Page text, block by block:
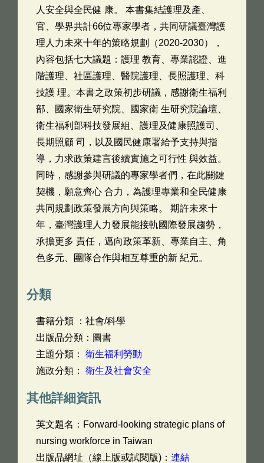
人安全與全民健 康。 本書集結護理及產、
官、學界共計66位專家學者，共同研議臺灣護
理人力未來十年的策略規劃（2020-2030），
內容包括七大議題：護理 教育、專業認證、進
階護理、社區護理、醫院護理、長照護理、科
技護 理。本書之政策初步研議，感謝衛生福利
部、國家衛生研究院、國家衛 生研究院論壇、
衛生福利部科技發展組、護理及健康照護司、
長期照顧 司，以及國民健康署給予支持與指
導，力求政策建言後續實施之可行性 與效益。
同時，感謝參與研議的專家學者們，在此關鍵
契機，願意齊心 合力，為護理專業和全民健康
共同規劃政策發展方向與策略。 期許未來十
年，臺灣護理人力發展能接軌國際發展趨勢，
承擔更多 責任，邁向政策革新、專業自主、角
色多元、團隊合作與相互尊重的新 紀元。
分類
書籍分類 ：社會/科學
出版品分類：圖書
主題分類： 衛生福利勞動
施政分類： 衛生及社會安全
其他詳細資訊
英文題名： Forward-looking strategic plans of
nursing workforce in Taiwan
出版品網址（線上版或試閱版)： 連結